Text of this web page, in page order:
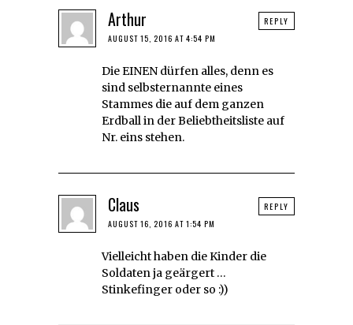
Arthur
AUGUST 15, 2016 AT 4:54 PM
Die EINEN dürfen alles, denn es
sind selbsternannte eines
Stammes die auf dem ganzen
Erdball in der Beliebtheitsliste auf
Nr. eins stehen.
REPLY
Claus
AUGUST 16, 2016 AT 1:54 PM
Vielleicht haben die Kinder die
Soldaten ja geärgert …
Stinkefinger oder so :))
REPLY